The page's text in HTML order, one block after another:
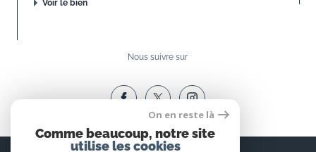
Voir le bien
Nous suivre sur
On en reste là
Comme beaucoup, notre site
utilise les cookies